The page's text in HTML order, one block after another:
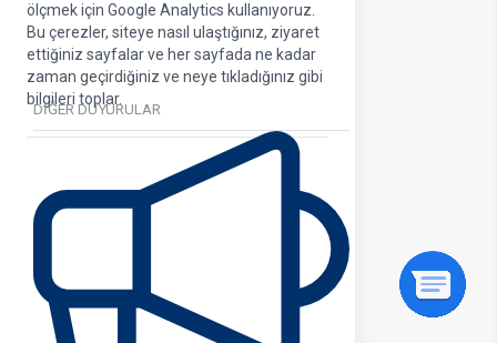
ölçmek için Google Analytics kullanıyoruz.
Bu çerezler, siteye nasıl ulaştığınız, ziyaret
ettiğiniz sayfalar ve her sayfada ne kadar
zaman geçirdiğiniz ve neye tıkladığınız gibi
bilgileri toplar.
Başarı Listesi (Görevde Yükselme Sınavı).pdf
DİĞER DUYURULAR